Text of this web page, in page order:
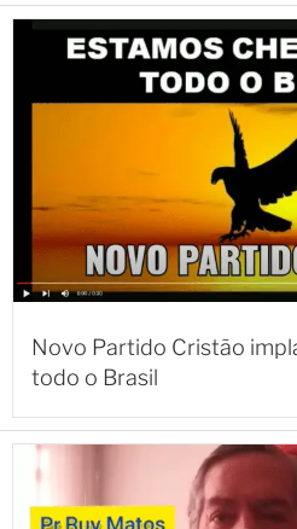
Novo Partido Cristão
todo o Brasil